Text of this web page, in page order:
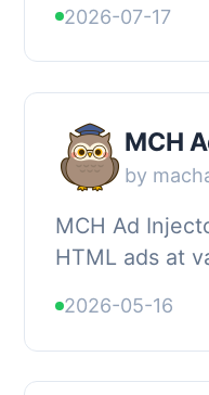
for
create,
2026-07-17
MCH
by
MCH Ad
HTML ads at
theme files.,
insertion...
2026-05-16